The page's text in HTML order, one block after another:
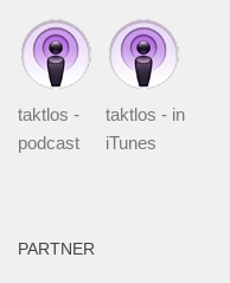
taktlos -
podcast
taktlos - in
iTunes
PARTNER